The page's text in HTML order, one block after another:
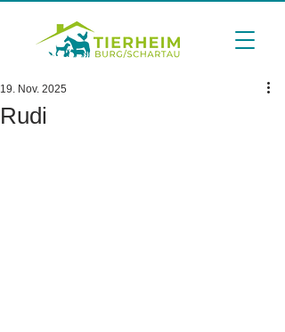
Rudi
19. Nov. 2025